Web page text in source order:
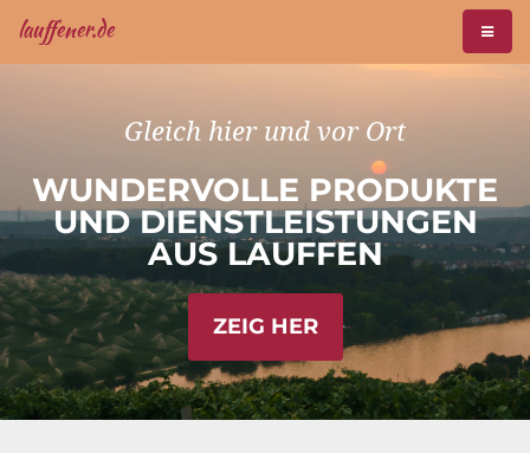
lauffener.de
Gleich hier und vor Ort
WUNDERVOLLE PRODUKTE
UND DIENSTLEISTUNGEN
AUS LAUFFEN
ZEIG HER